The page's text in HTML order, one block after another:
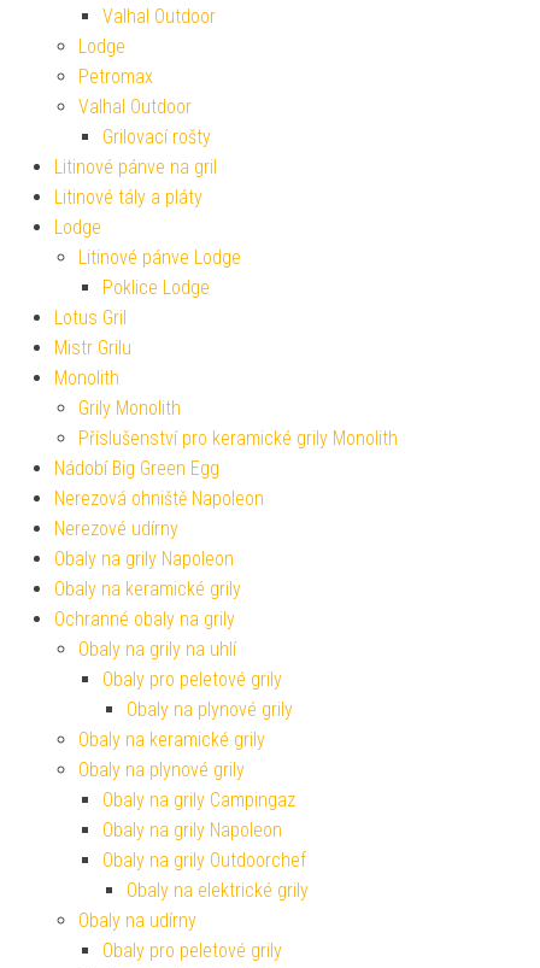
Valhal Outdoor
Lodge
Petromax
Valhal Outdoor
Grilovací rošty
Litinové pánve na gril
Litinové tály a pláty
Lodge
Litinové pánve Lodge
Poklice Lodge
Lotus Gril
Mistr Grilu
Monolith
Grily Monolith
Příslušenství pro keramické grily Monolith
Nádobí Big Green Egg
Nerezová ohniště Napoleon
Nerezové udírny
Obaly na grily Napoleon
Obaly na keramické grily
Ochranné obaly na grily
Obaly na grily na uhlí
Obaly pro peletové grily
Obaly na plynové grily
Obaly na keramické grily
Obaly na plynové grily
Obaly na grily Campingaz
Obaly na grily Napoleon
Obaly na grily Outdoorchef
Obaly na elektrické grily
Obaly na udírny
Obaly pro peletové grily